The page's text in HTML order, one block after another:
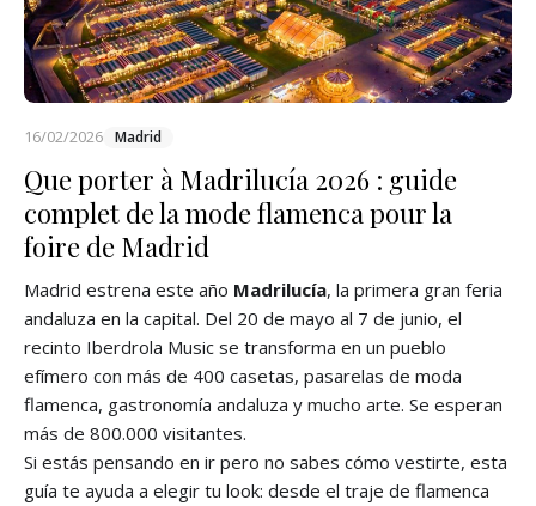
16/02/2026 Madrid
Que porter à Madrilucía 2026 : guide
complet de la mode flamenca pour la
foire de Madrid
Madrid estrena este año Madrilucía, la primera gran feria
andaluza en la capital. Del 20 de mayo al 7 de junio, el
recinto Iberdrola Music se transforma en un pueblo
efímero con más de 400 casetas, pasarelas de moda
flamenca, gastronomía andaluza y mucho arte. Se esperan
más de 800.000 visitantes.
Si estás pensando en ir pero no sabes cómo vestirte, esta
guía te ayuda a elegir tu look: desde el traje de flamenca